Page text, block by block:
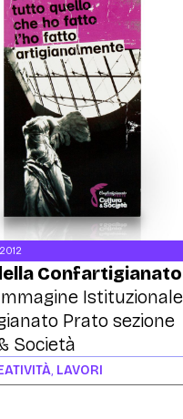
Confartigianato
Istituzionale
Prato sezione
Società
, LAVORI